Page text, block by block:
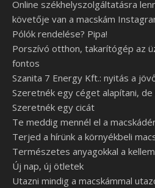
Online székhelyszolgáltatásra
követője van a macskám
Pólók rendelése? Pipa!
Porszívó otthon, takarítógép az
fontos
Szanita 7 Energy Kft.: nyitás a
Szeretnék egy céget alapítani, de
Szeretnék egy cicát
Te meddig mennél el a
Terjed a hírünk a környékbeli
Természetes anyagokkal a
Új nap, új ötletek
Utazni mindig a macskámmal